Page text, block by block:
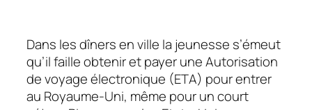
Dans les dîners en ville la jeunesse s’émeut
qu’il faille obtenir et payer une Autorisation
de voyage électronique (ETA) pour entrer
au Royaume-Uni, même pour un court